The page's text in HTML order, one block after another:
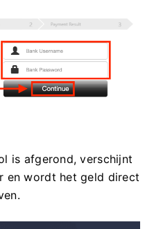
is afgerond, verschijnt
en wordt het geld direct